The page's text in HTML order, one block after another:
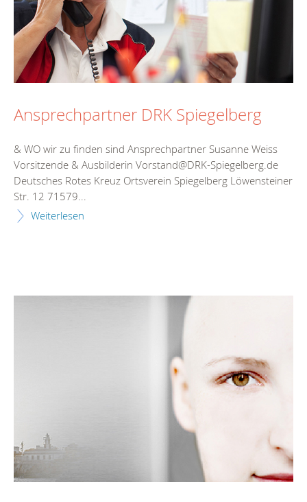
Ansprechpartner DRK Spiegelberg
& WO wir zu finden sind Ansprechpartner Susanne Weiss
Vorsitzende & Ausbilderin Vorstand@DRK-Spiegelberg.de
Deutsches Rotes Kreuz Ortsverein Spiegelberg Löwensteiner
Str. 12 71579...
Weiterlesen